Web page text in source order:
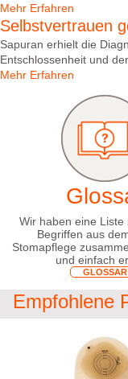
Mehr Erfahren
Selbstvertrauen
Sapuran erhielt die
Entschlossenheit und
Mehr Erfahren
Wir haben eine Liste
Begriffen aus
Stomapflege
und einfach
GLOSSAR
Empfohlene